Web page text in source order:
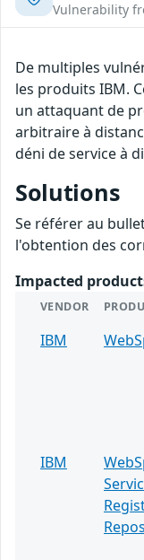
Vulnerability
De multiples
les produits IBM.
un attaquant de
arbitraire à
déni de service à
Solutions
Se référer au
l'obtention des
Impacted
VENDOR
IBM
IBM